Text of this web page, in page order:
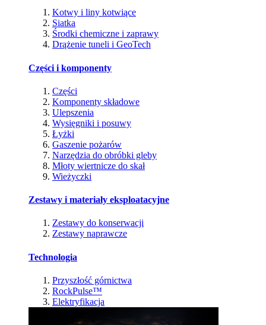
Kotwy i liny kotwiące
Siatka
Środki chemiczne i zaprawy
Drążenie tuneli i GeoTech
Części i komponenty
Części
Komponenty składowe
Ulepszenia
Wysięgniki i posuwy
Łyżki
Gaszenie pożarów
Narzędzia do obróbki gleby
Młoty wiertnicze do skał
Wieżyczki
Zestawy i materiały eksploatacyjne
Zestawy do konserwacji
Zestawy naprawcze
Technologia
Przyszłość górnictwa
RockPulse™
Elektryfikacja